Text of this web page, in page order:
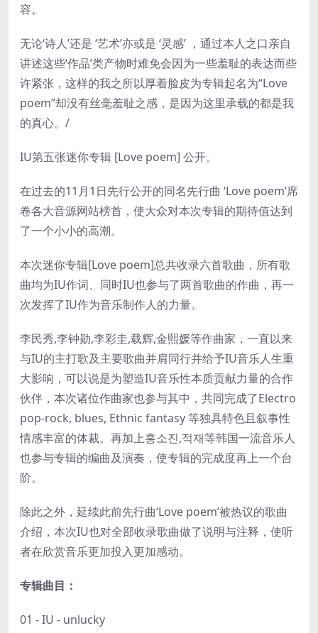
容。
无论‘诗人’还是 ‘艺术’亦或是 ‘灵感’ ，通过本人之口亲自
讲述这些‘作品’类产物时难免会因为一些羞耻的表达而些
许紧张，这样的我之所以厚着脸皮为专辑起名为“Love
poem”却没有丝毫羞耻之感，是因为这里承载的都是我
的真心。/
IU第五张迷你专辑 [Love poem] 公开。
在过去的11月1日先行公开的同名先行曲 ‘Love poem’席
卷各大音源网站榜首，使大众对本次专辑的期待值达到
了一个小小的高潮。
本次迷你专辑[Love poem]总共收录六首歌曲，所有歌
曲均为IU作词、同时IU也参与了两首歌曲的作曲，再一
次发挥了IU作为音乐制作人的力量。
李民秀,李钟勋,李彩圭,载辉,金熙媛等作曲家，一直以来
与IU的主打歌及主要歌曲并肩同行并给予IU音乐人生重
大影响，可以说是为塑造IU音乐性本质贡献力量的合作
伙伴，本次诸位作曲家也参与其中，共同完成了Electro
pop-rock, blues, Ethnic fantasy 等独具特色且叙事性
情感丰富的体裁。再加上홍소진,적재等韩国一流音乐人
也参与专辑的编曲及演奏，使专辑的完成度再上一个台
阶。
除此之外，延续此前先行曲‘Love poem’被热议的歌曲
介绍，本次IU也对全部收录歌曲做了说明与注释，使听
者在欣赏音乐更加投入更加感动。
专辑曲目：
01 - IU - unlucky